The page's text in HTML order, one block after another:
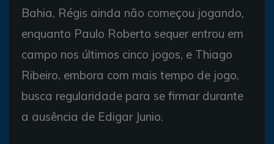
Bahia, Régis ainda não começou jogando,
enquanto Paulo Roberto sequer entrou em
campo nos últimos cinco jogos, e Thiago
Ribeiro, embora com mais tempo de jogo,
busca regularidade para se firmar durante
a ausência de Edigar Junio.